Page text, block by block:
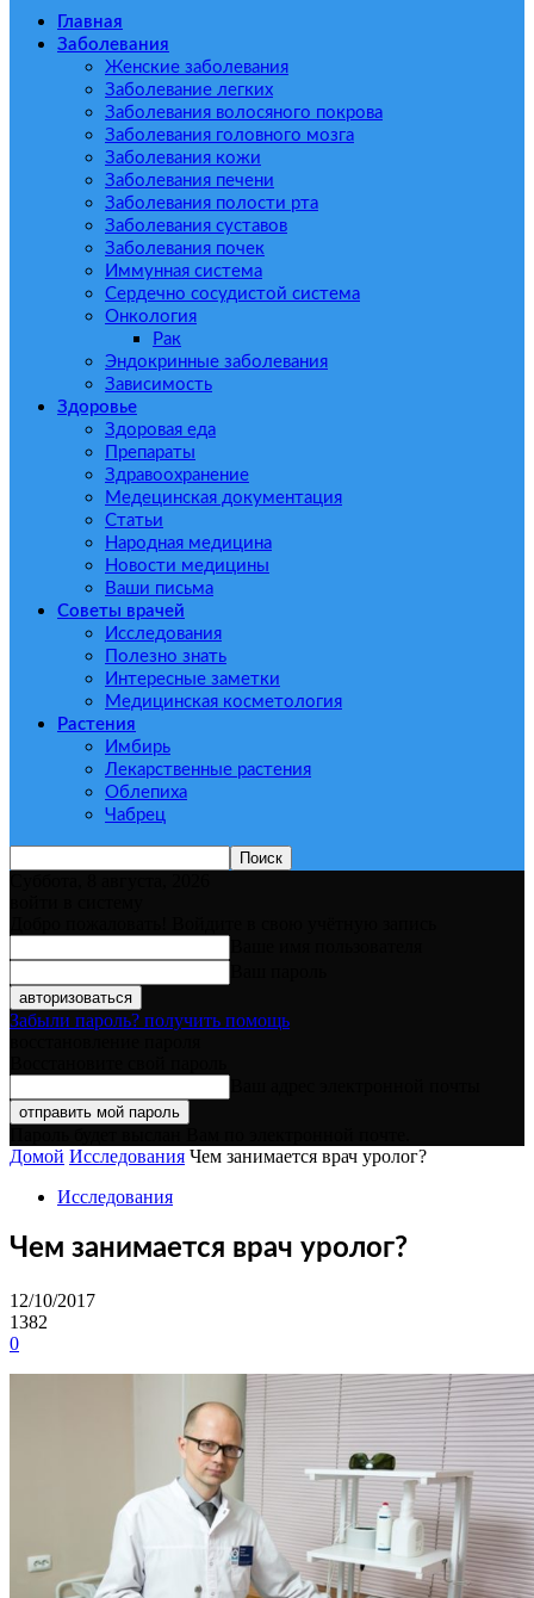
Главная
Заболевания
Женские заболевания
Заболевание легких
Заболевания волосяного покрова
Заболевания головного мозга
Заболевания кожи
Заболевания печени
Заболевания полости рта
Заболевания суставов
Заболевания почек
Иммунная система
Сердечно сосудистой система
Онкология
Рак
Эндокринные заболевания
Зависимость
Здоровье
Здоровая еда
Препараты
Здравоохранение
Медецинская документация
Статьи
Народная медицина
Новости медицины
Ваши письма
Советы врачей
Исследования
Полезно знать
Интересные заметки
Медицинская косметология
Растения
Имбирь
Лекарственные растения
Облепиха
Чабрец
Забыли пароль? получить помощь
Домой Исследования Чем занимается врач уролог?
Исследования
Чем занимается врач уролог?
12/10/2017
1382
0